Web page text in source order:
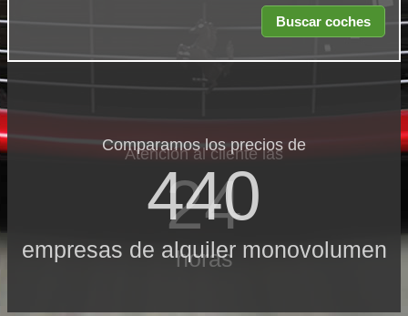
Comparamos los precios de
440
empresas de alquiler monovolumen
Atención al cliente las
24
horas